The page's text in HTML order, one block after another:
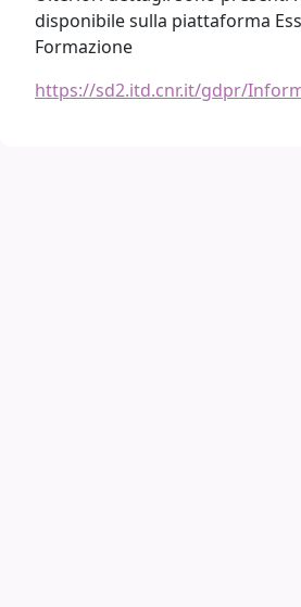
disponibile sulla piattaforma
Formazione
https://sd2.itd.cnr.it/gdpr/